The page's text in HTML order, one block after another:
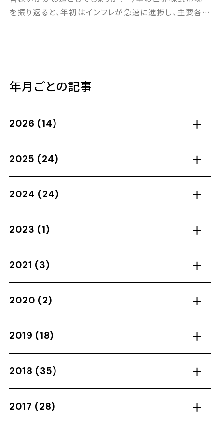
採用情報
を振り返ると、年初はインフレが急速に進捗し、主要各
す。 一方で実体経済は、一昨年のロシアのウク […]
年月ごとの記事
2026 (14)
2025 (24)
2024 (24)
2023 (1)
2021 (3)
2020 (2)
2019 (18)
2018 (35)
2017 (28)